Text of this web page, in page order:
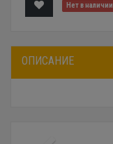
Нет в наличии
ОПИСАНИЕ